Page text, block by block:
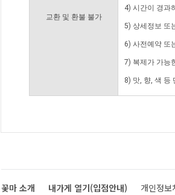
교환 및 환불 불가
4) 시간이 경과
5) 상세정보 또
6) 사전예약 또
7) 복제가 가능
8) 맛, 향, 색 등
꽃마 소개 내가게 열기(입점안내) 개인정보